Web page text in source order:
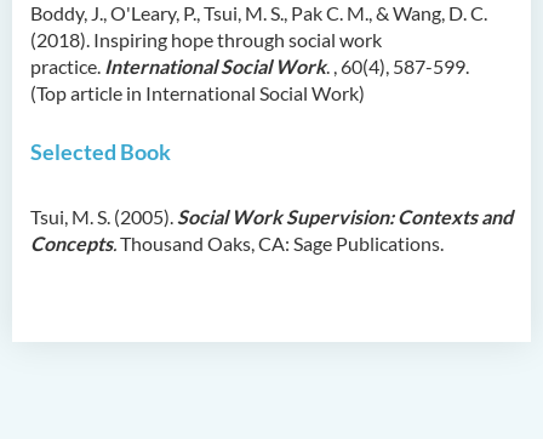
Boddy, J., O'Leary, P., Tsui, M. S., Pak C. M., & Wang, D. C.
(2018). Inspiring hope through social work
practice. International Social Work. , 60(4), 587-599.
(Top article in International Social Work)
Selected Book
Tsui, M. S. (2005).Social Work Supervision: Contexts and
Concepts.Thousand Oaks, CA: Sage Publications.